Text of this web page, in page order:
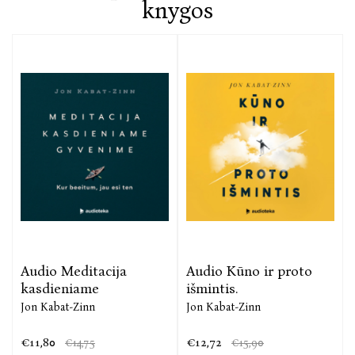
knygos
Audio Meditacija
kasdieniame
Jon Kabat-Zinn
€11,80 €14,75
Audio Kūno ir proto
išmintis.
Jon Kabat-Zinn
€12,72 €15,90